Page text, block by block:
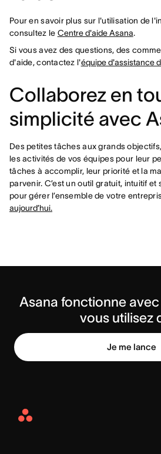
Pour en savoir plus sur l'utilisation de
consultez le Centre d'aide Asana.
Si vous avez des questions, des
d'aide, contactez l'équipe d'assistance
Collaborez en
simplicité avec
Des petites tâches aux grands
les activités de vos équipes pour leur
tâches à accomplir, leur priorité et la
parvenir. C’est un outil gratuit, intuitif
pour gérer l’ensemble de votre
aujourd’hui.
Asana fonctionne
vous utilisez
Je me lance
Asana